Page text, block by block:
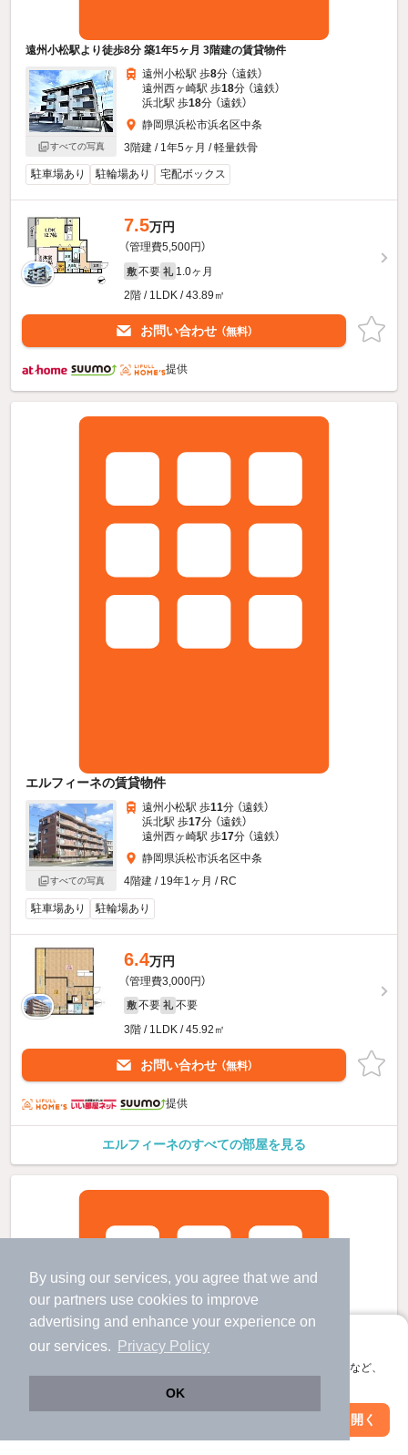
By using our services, you agree that we and
our partners use cookies to improve
advertising and enhance your experience on
our services.
Privacy Policy
OK
アプリに切り替えて、サクサクお部屋探し
会員登録なしですぐ使える。マップ検索やお気に入り保存など、
アプリを開く
遠州小松駅より徒歩8分 築1年5ヶ月 3階建の賃貸物件
すべての写真
遠州小松駅 歩8分 （遠鉄）
遠州西ヶ崎駅 歩18分 （遠鉄）
浜北駅 歩18分 （遠鉄）
静岡県浜松市浜名区中条
3階建 / 1年5ヶ月 / 軽量鉄骨
駐車場あり 駐輪場あり 宅配ボックス
7.5万円
（管理費5,500円）
敷 不要 礼 1.0ヶ月
2階 / 1LDK / 43.89㎡
お問い合わせ （無料）
提供
エルフィーネの賃貸物件
すべての写真
遠州小松駅 歩11分 （遠鉄）
浜北駅 歩17分 （遠鉄）
遠州西ヶ崎駅 歩17分 （遠鉄）
静岡県浜松市浜名区中条
4階建 / 19年1ヶ月 / RC
駐車場あり 駐輪場あり
6.4万円
（管理費3,000円）
敷 不要 礼 不要
3階 / 1LDK / 45.92㎡
お問い合わせ （無料）
提供
エルフィーネのすべての部屋を見る
絞り込み条件を変更